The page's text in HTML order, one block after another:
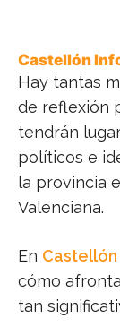
Castellón
Hay tantas
de reflexión
tendrán
políticos e
la provincia
Valenciana.
En
cómo
tan